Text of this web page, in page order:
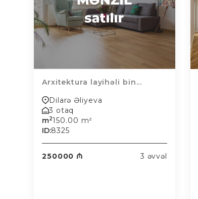
Arxitektura layihəli bin...
Dilarə Əliyeva
3 otaq
m2150.00 m²
ID:8325
250000 ₼ 3 əvvəl